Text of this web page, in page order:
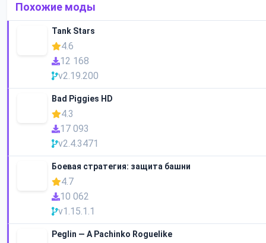
Похожие моды
Tank Stars
4.6
12 168
v2.19.200
Bad Piggies HD
4.3
17 093
v2.4.3471
Боевая стратегия: защита башни
4.7
10 062
v1.15.1.1
Peglin — A Pachinko Roguelike